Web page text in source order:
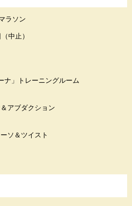
ラソン
中止）
ナ」トレーニングルーム
アブダクション
ソ＆ツイスト